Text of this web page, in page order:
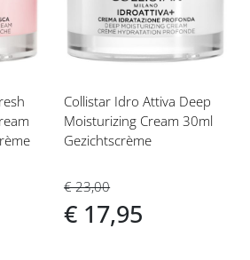
verlanglijst
Collistar Idro Attiva Deep
Moisturizing Cream 30ml
Gezichtscrème
€ 23,00
€ 17,95